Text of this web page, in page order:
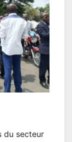
du secteur